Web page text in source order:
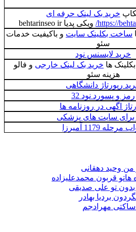
خرید بک لینک حرفه ای
https:// ویکی پدیا behtarinseo ir
ساخت بکلینک سایت و باکیفیت خدمات
سئو
خرید لایسنس نود
ها خرید بک لینک خارجی و فالو
هزینه سئو
رپورتاژ دانشگاهی
رمز و پسورد نود 32
اگهی در روزنامه‌ ها
برای سایت‌ های پزشکی
1179 آمیرزا
من وحید دهقانی
هاتو قربون محمدعلیزاده
بدون تو علی صدیقی
بردیا بهادر
مهرادجم